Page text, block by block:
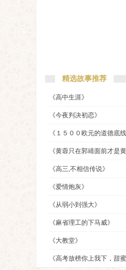
精选故事推荐
《高中生涯》
《今夜判决初恋》
《１５００欧元的道德底线
《黄蓉只在郭靖面前才是黄
《高三,不相信传说》
《爱情炮灰》
《从弱小到强大》
《麻省理工的下马威》
《大教堂》
《高考放榜你上我下，甜